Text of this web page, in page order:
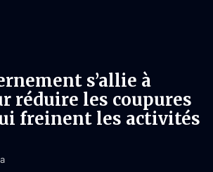
s’allie à
réduire les coupures
freinent les activités